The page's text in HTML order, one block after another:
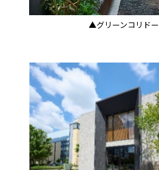
▲グリーンコリドー